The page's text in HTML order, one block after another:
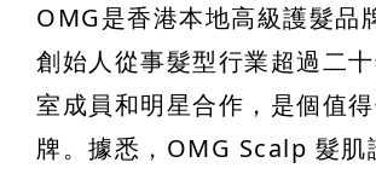
OMG是香港本地高級護髮品
創始人從事髮型行業超過二
室成員和明星合作，是個值
牌。據悉，OMG Scalp 髮肌